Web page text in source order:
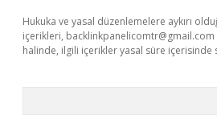
Hukuka ve yasal düzenlemelere aykırı
içerikleri, backlinkpanelicomtr@gmail.com
halinde, ilgili içerikler yasal süre içerisinde